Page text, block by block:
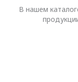
В нашем